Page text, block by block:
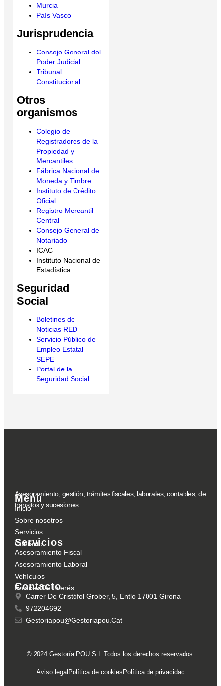
Murcia
País Vasco
Jurisprudencia
Consejo General del
Poder Judicial
Tribunal
Constitucional
Otros
organismos
Colegio de
Registradores de la
Propiedad y
Mercantiles
Fábrica Nacional de
Moneda y Timbre
Instituto de Crédito
Oficial
Registro Mercantil
Central
Consejo General de
Notariado
ICAC
Instituto Nacional de
Estadística
Seguridad
Social
Boletines de
Noticias RED
Servicio Público de
Empleo Estatal –
SEPE
Portal de la
Seguridad Social
Asesoramiento, gestión, trámites fiscales, laborales, contables, de
tránsitos y sucesiones.
Menú
Inicio
Sobre nosotros
Servicios
Contacto
Servicios
Asesoramiento Fiscal
Asesoramiento Laboral
Vehículos
Enlaces De Interés
Contacto
Carrer De Cristòfol Grober, 5, Entlo 17001 Girona
972204692
Gestoriapou@gestoriapou.cat
© 2024 Gestoría POU S.L.Todos los derechos reservados.
Aviso legalPolítica de cookiesPolítica de privacidad